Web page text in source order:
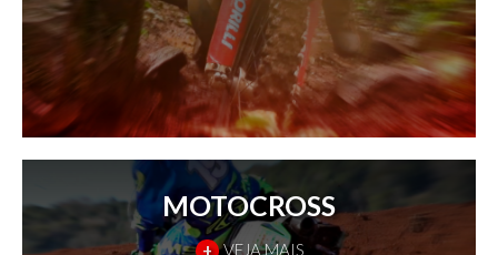
MOTOCROSS
+ VEJA MAIS